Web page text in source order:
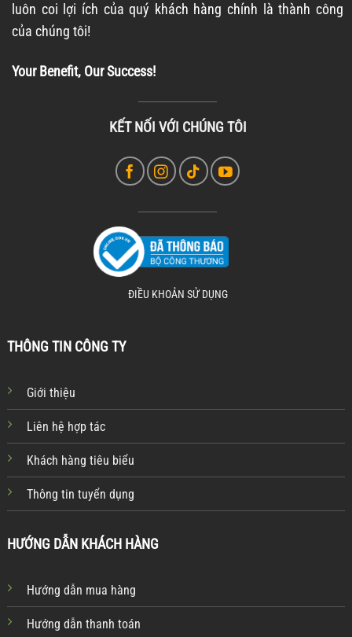
luôn coi lợi ích của quý khách hàng chính là thành công
của chúng tôi!
Your Benefit, Our Success!
KẾT NỐI VỚI CHÚNG TÔI
ĐIỀU KHOẢN SỬ DỤNG
THÔNG TIN CÔNG TY
Giới thiệu
Liên hệ hợp tác
Khách hàng tiêu biểu
Thông tin tuyển dụng
HƯỚNG DẪN KHÁCH HÀNG
Hướng dẫn mua hàng
Hướng dẫn thanh toán